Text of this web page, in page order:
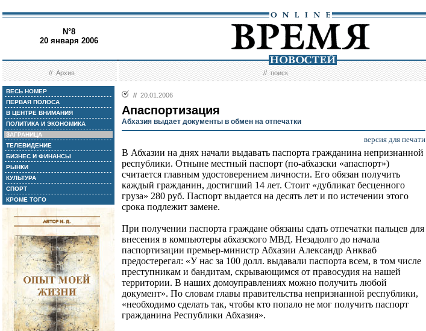
N°8
20 января 2006
//Архив //поиск
ВЕСЬ НОМЕР
ПЕРВАЯ ПОЛОСА
В ЦЕНТРЕ ВНИМАНИЯ
ПОЛИТИКА И ЭКОНОМИКА
ЗАГРАНИЦА
ТЕЛЕВИДЕНИЕ
БИЗНЕС И ФИНАНСЫ
РЫНКИ
КУЛЬТУРА
СПОРТ
КРОМЕ ТОГО
// 20.01.2006
Апаспортизация
Абхазия выдает документы в обмен на отпечатки
версия для печати
В Абхазии на днях начали выдавать паспорта гражданина непризнанной
республики. Отныне местный паспорт (по-абхазски «апаспорт»)
считается главным удостоверением личности. Его обязан получить
каждый гражданин, достигший 14 лет. Стоит «дубликат бесценного
груза» 280 руб. Паспорт выдается на десять лет и по истечении этого
срока подлежит замене.
При получении паспорта граждане обязаны сдать отпечатки пальцев для
внесения в компьютеры абхазского МВД. Незадолго до начала
паспортизации премьер-министр Абхазии Александр Анкваб
предостерегал: «У нас за 100 долл. выдавали паспорта всем, в том числе
преступникам и бандитам, скрывающимся от правосудия на нашей
территории. В наших домоуправлениях можно получить любой
документ». По словам главы правительства непризнанной республики,
«необходимо сделать так, чтобы кто попало не мог получить паспорт
гражданина Республики Абхазия».